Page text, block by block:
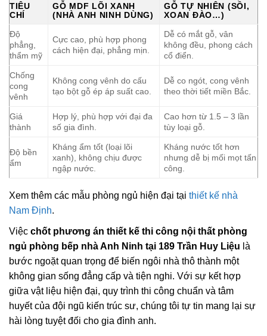
TIÊU
CHÍ
GỖ MDF LÕI XANH
(NHÀ ANH NINH DÙNG)
GỖ TỰ NHIÊN (SỒI,
XOAN ĐÀO…)
Độ
phẳng,
thẩm mỹ
Cực cao, phù hợp phong
cách hiện đại, phẳng mịn.
Dễ có mắt gỗ, vân
không đều, phong cách
cổ điển.
Chống
cong
vênh
Không cong vênh do cấu
tạo bột gỗ ép áp suất cao.
Dễ co ngót, cong vênh
theo thời tiết miền Bắc.
Giá
thành
Hợp lý, phù hợp với đại đa
số gia đình.
Cao hơn từ 1.5 – 3 lần
tùy loại gỗ.
Độ bền
ẩm
Kháng ẩm tốt (loại lõi
xanh), không chịu được
ngập nước.
Kháng nước tốt hơn
nhưng dễ bị mối mọt tấn
công.
Xem thêm các mẫu phòng ngủ hiện đại tại thiết kế nhà
Nam Định.
Việc chốt phương án thiết kế thi công nội thất phòng
ngủ phòng bếp nhà Anh Ninh tại 189 Trần Huy Liệu là
bước ngoặt quan trọng để biến ngôi nhà thô thành một
không gian sống đẳng cấp và tiện nghi. Với sự kết hợp
giữa vật liệu hiện đại, quy trình thi công chuẩn và tâm
huyết của đội ngũ kiến trúc sư, chúng tôi tự tin mang lại sự
hài lòng tuyệt đối cho gia đình anh.